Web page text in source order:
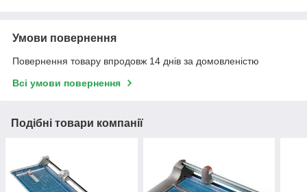
Умови повернення
Повернення товару впродовж 14 днів за домовленістю
Всі умови повернення
Подібні товари компанії